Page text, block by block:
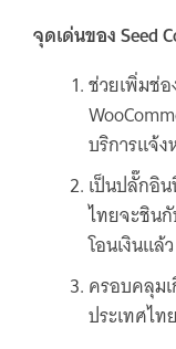
จุดเด่นของ Seed
ช่วยเพิ่มช่อ
บริการแจ้ง
เป็นปลั๊กอิ
ไทยจะชิน
โอนเงินแล้ว
ครอบคลุม
ประเทศไทย